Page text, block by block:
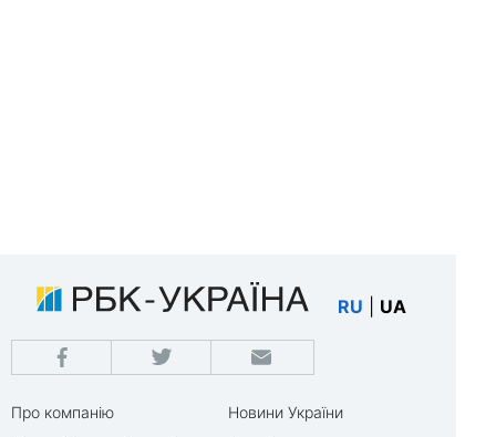
RU UA
Про компанію
Новини України